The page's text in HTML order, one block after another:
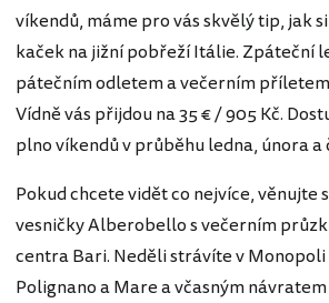
víkendů, máme pro vás skvělý tip, jak
kaček na jižní pobřeží Itálie. Zpáteční
pátečním odletem a večerním
Vídně vás přijdou na 35 € / 905 Kč.
plno víkendů v průběhu ledna, února a
Pokud chcete vidět co nejvíce, věnujte
vesničky Alberobello s večerním
centra Bari. Neděli strávíte v Monopoli
Polignano a Mare a včasným